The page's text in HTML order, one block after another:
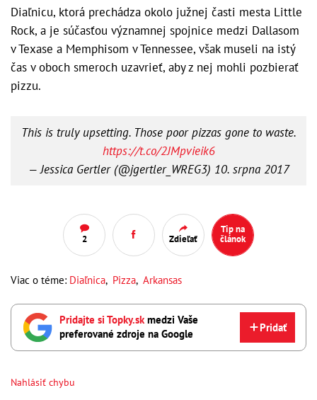
Diaľnicu, ktorá prechádza okolo južnej časti mesta Little
Rock, a je súčasťou významnej spojnice medzi Dallasom
v Texase a Memphisom v Tennessee, však museli na istý
čas v oboch smeroch uzavrieť, aby z nej mohli pozbierať
pizzu.
This is truly upsetting. Those poor pizzas gone to waste.
https://t.co/2JMpvieik6
— Jessica Gertler (@jgertler_WREG3) 10. srpna 2017
2 Zdieľať
Tip na
článok
Viac o téme: Diaľnica, Pizza, Arkansas
Pridajte si Topky.skmedzi Vaše
preferované zdroje na Google
Pridať
Nahlásiť chybu